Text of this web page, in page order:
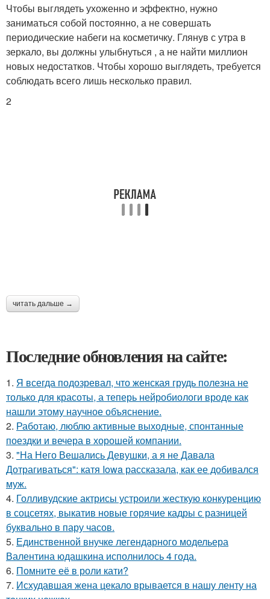
Чтобы выглядеть ухоженно и эффектно, нужно
заниматься собой постоянно, а не совершать
периодические набеги на косметичку. Глянув с утра в
зеркало, вы должны улыбнуться , а не найти миллион
новых недостатков. Чтобы хорошо выглядеть, требуется
соблюдать всего лишь несколько правил.
2
читать дальше →
Последние обновления на сайте:
1. Я всегда подозревал, что женская грудь полезна не
только для красоты, а теперь нейробиологи вроде как
нашли этому научное объяснение.
2. Работаю, люблю активные выходные, спонтанные
поездки и вечера в хорошей компании.
3. "На Него Вешались Девушки, а я не Давала
Дотрагиваться": катя Iowa рассказала, как ее добивался
муж.
4. Голливудские актрисы устроили жесткую конкуренцию
в соцсетях, выкатив новые горячие кадры с разницей
буквально в пару часов.
5. Единственной внучке легендарного модельера
Валентина юдашкина исполнилось 4 года.
6. Помните её в роли кати?
7. Исхудавшая жена цекало врывается в нашу ленту на